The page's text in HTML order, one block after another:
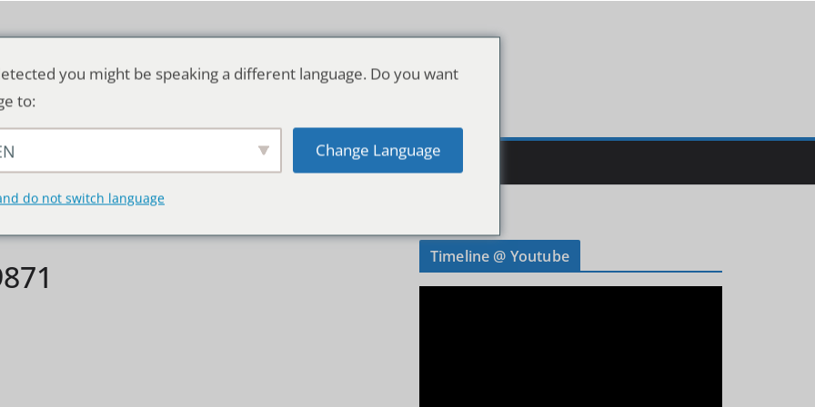
& WELT
Timeline @ Youtube
you might be speaking a different language. Do you want
to:
Change Language
do not switch language